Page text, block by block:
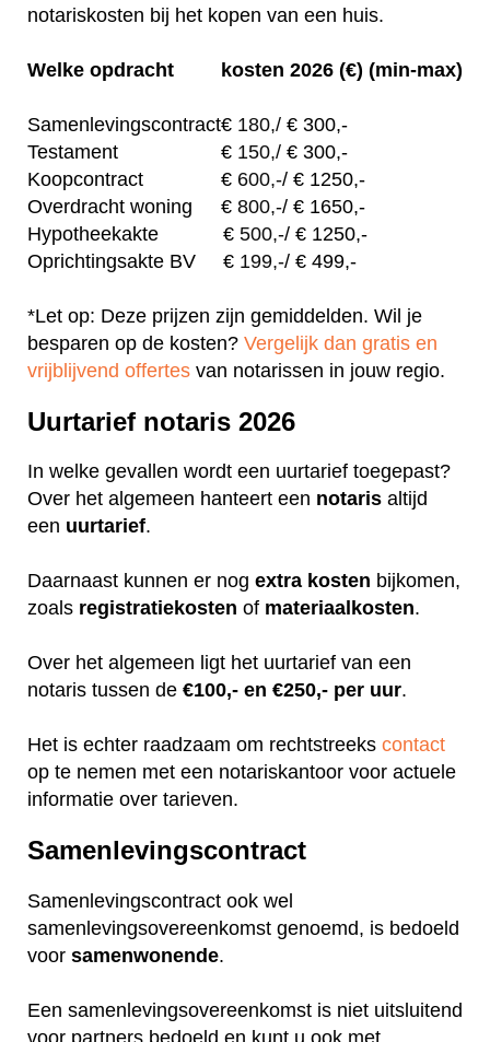
notariskosten bij het kopen van een huis.
Welke opdracht kosten 2026 (€) (min-max)
Samenlevingscontract€ 180,/ € 300,-
Testament
€ 150,/ € 300,-
Koopcontract
€ 600,-/ € 1250,-
Overdracht woning
€ 800,-/ € 1650,-
Hypotheekakte
€ 500,-/ € 1250,-
Oprichtingsakte BV € 199,-/ € 499,-
*Let op: Deze prijzen zijn gemiddelden. Wil je
besparen op de kosten? Vergelijk dan gratis en
vrijblijvend offertes van notarissen in jouw regio.
Uurtarief notaris 2026
In welke gevallen wordt een uurtarief toegepast?
Over het algemeen hanteert een notaris altijd
een uurtarief.
Daarnaast kunnen er nog extra kosten bijkomen,
zoals registratiekosten of materiaalkosten.
Over het algemeen ligt het uurtarief van een
notaris tussen de €100,- en €250,- per uur.
Het is echter raadzaam om rechtstreeks contact
op te nemen met een notariskantoor voor actuele
informatie over tarieven.
Samenlevingscontract
Samenlevingscontract ook wel
samenlevingsovereenkomst genoemd, is bedoeld
voor samenwonende.
Een samenlevingsovereenkomst is niet uitsluitend
voor partners bedoeld en kunt u ook met